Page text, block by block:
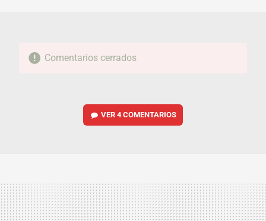
Comentarios cerrados
VER4 COMENTARIOS